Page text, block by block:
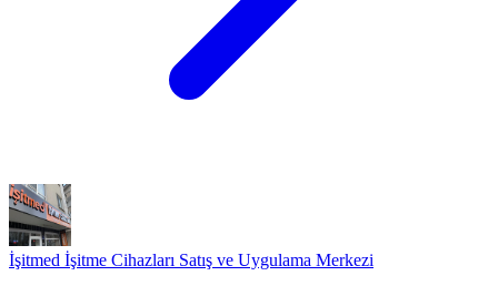
İşitmed İşitme Cihazları Satış ve Uygulama Merkezi